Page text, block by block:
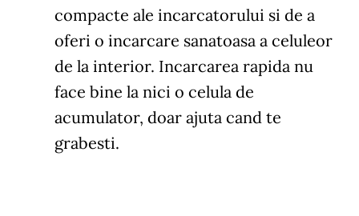
compacte ale incarcatorului si de a
oferi o incarcare sanatoasa a celuleor
de la interior. Incarcarea rapida nu
face bine la nici o celula de
acumulator, doar ajuta cand te
grabesti.